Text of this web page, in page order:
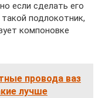
если сделать его
подлокотник,
компоновке
провода ваз
лучше